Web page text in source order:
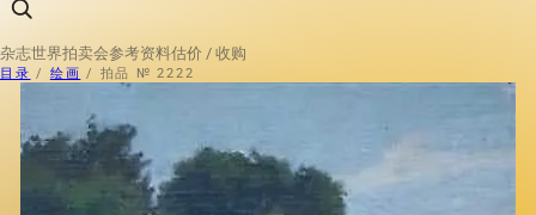
杂志世界拍卖会参考资料估价 / 收购
目录 / 绘画 / 拍品 № 2222